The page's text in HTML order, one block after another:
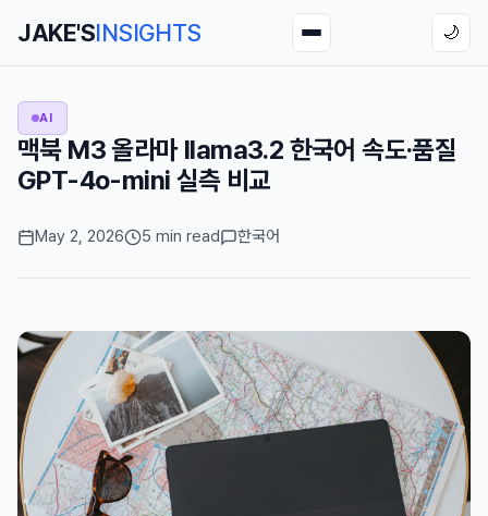
JAKE'SINSIGHTS 🌙
AI
맥북 M3 올라마 llama3.2 한국어 속도·품질
GPT-4o-mini 실측 비교
May 2, 2026 5 min read 한국어